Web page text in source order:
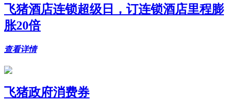
飞猪酒店连锁超级日，订连锁酒店里程膨
胀20倍
查看详情
飞猪政府消费券